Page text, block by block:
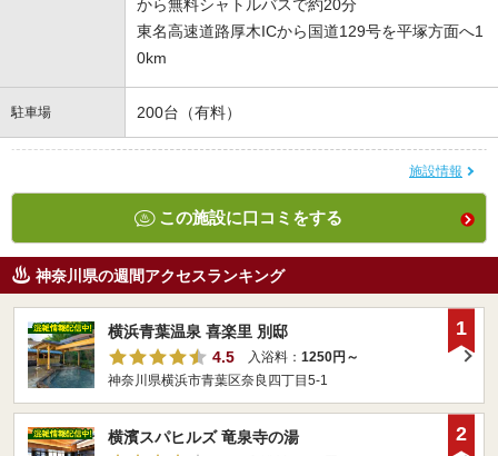
から無料シャトルバスで約20分
東名高速道路厚木ICから国道129号を平塚方面へ1
0km
駐車場 200台（有料）
施設情報
この施設に口コミをする
神奈川県の週間アクセスランキング
横浜青葉温泉 喜楽里 別邸
4.5
入浴料： 1250円～
神奈川県横浜市青葉区奈良四丁目5-1
1
横濱スパヒルズ 竜泉寺の湯
2